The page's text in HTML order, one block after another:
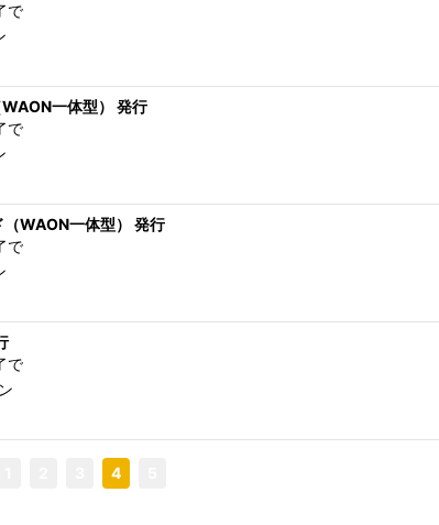
で
一体型） 発行
で
WAON一体型） 発行
で
で
4